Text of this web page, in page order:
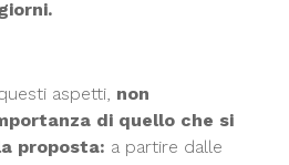
aspetti, non
di quello che si
proposta: a partire dalle